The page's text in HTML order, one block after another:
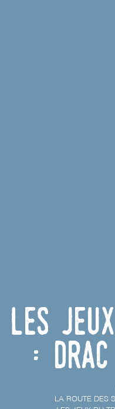
Les
:
LA ROUTE DES